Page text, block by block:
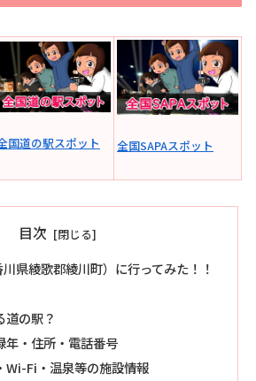
国道の駅スポット 全国SAPAスポット
目次
県綾歌郡綾川町）に行ってみた！！
道の駅？
年・住所・電話番号
Wi-Fi・温泉等の施設情報